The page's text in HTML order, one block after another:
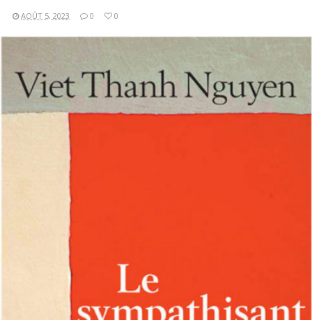
AOÛT 5, 2023 0 0
LIRE LA SUITE